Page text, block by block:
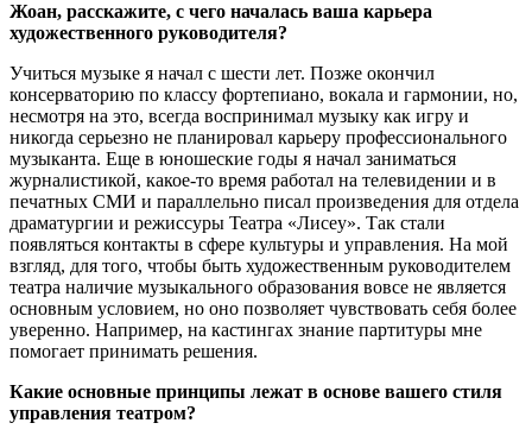
Жоан, расскажите, с чего началась ваша карьера
художественного руководителя?
Учиться музыке я начал с шести лет. Позже окончил
консерваторию по классу фортепиано, вокала и гармонии, но,
несмотря на это, всегда воспринимал музыку как игру и
никогда серьезно не планировал карьеру профессионального
музыканта. Еще в юношеские годы я начал заниматься
журналистикой, какое-то время работал на телевидении и в
печатных СМИ и параллельно писал произведения для отдела
драматургии и режиссуры Театра «Лисеу». Так стали
появляться контакты в сфере культуры и управления. На мой
взгляд, для того, чтобы быть художественным руководителем
театра наличие музыкального образования вовсе не является
основным условием, но оно позволяет чувствовать себя более
уверенно. Например, на кастингах знание партитуры мне
помогает принимать решения.
Какие основные принципы лежат в основе вашего стиля
управления театром?